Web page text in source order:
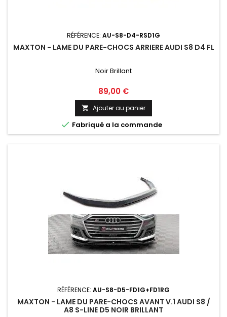
RÉFÉRENCE: AU-S8-D4-RSD1G
MAXTON - LAME DU PARE-CHOCS ARRIERE AUDI S8 D4 FL
Noir Brillant
Prix
89,00 €
 Ajouter au panier
 Fabriqué a la commande
RÉFÉRENCE: AU-S8-D5-FD1G+FD1RG
MAXTON - LAME DU PARE-CHOCS AVANT V.1 AUDI S8 /
A8 S-LINE D5 NOIR BRILLANT